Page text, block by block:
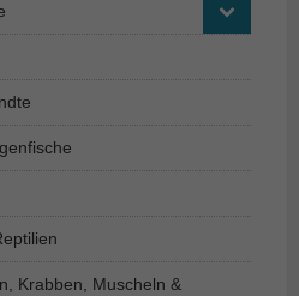
Krabben, Muscheln &